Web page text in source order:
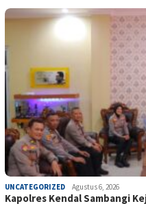
UNCATEGORIZED Agustus 6, 2026
Kapolres Kendal Sambangi